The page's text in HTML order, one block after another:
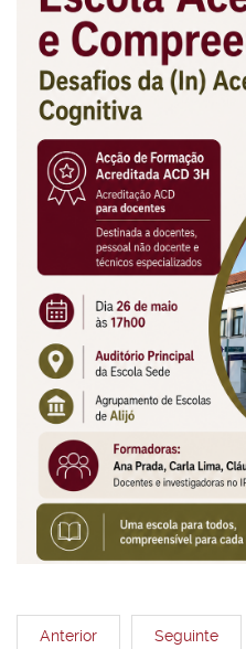
Anterior Seguinte